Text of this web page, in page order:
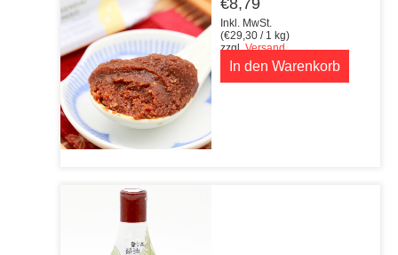
€8,79
Inkl. MwSt.
(€29,30 / 1 kg)
zzgl.Versand
In den Warenkorb